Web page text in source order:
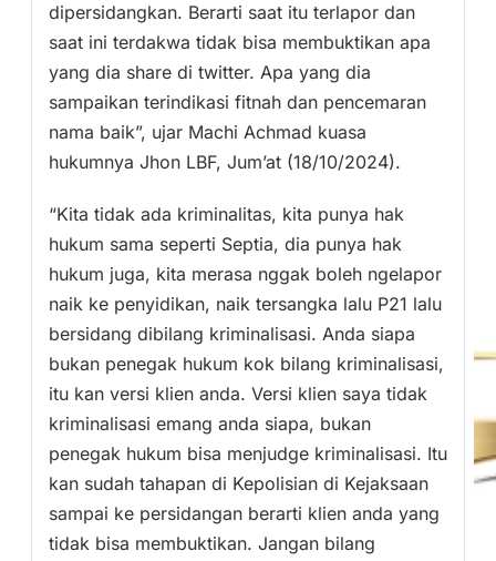
dipersidangkan. Berarti saat itu terlapor dan
saat ini terdakwa tidak bisa membuktikan apa
yang dia share di twitter. Apa yang dia
sampaikan terindikasi fitnah dan pencemaran
nama baik”, ujar Machi Achmad kuasa
hukumnya Jhon LBF, Jum’at (18/10/2024).
“Kita tidak ada kriminalitas, kita punya hak
hukum sama seperti Septia, dia punya hak
hukum juga, kita merasa nggak boleh ngelapor
naik ke penyidikan, naik tersangka lalu P21 lalu
bersidang dibilang kriminalisasi. Anda siapa
bukan penegak hukum kok bilang kriminalisasi,
itu kan versi klien anda. Versi klien saya tidak
kriminalisasi emang anda siapa, bukan
penegak hukum bisa menjudge kriminalisasi. Itu
kan sudah tahapan di Kepolisian di Kejaksaan
sampai ke persidangan berarti klien anda yang
tidak bisa membuktikan. Jangan bilang